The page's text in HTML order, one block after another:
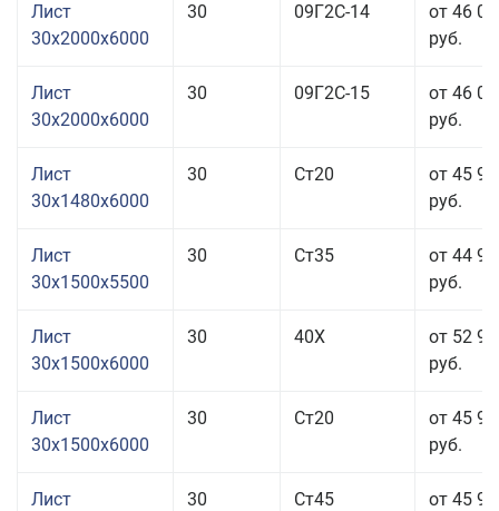
Лист
30x2000x6000
30 09Г2С-14
от 46
руб.
Лист
30x2000x6000
30 09Г2С-15
от 46
руб.
Лист
30x1480x6000
30 Ст20
от 45
руб.
Лист
30x1500x5500
30 Ст35
от 44
руб.
Лист
30x1500x6000
30 40Х
от 52
руб.
Лист
30x1500x6000
30 Ст20
от 45
руб.
Лист
30 Ст45
от 45